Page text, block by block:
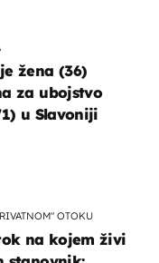
žena (36)
za ubojstvo
u Slavoniji
OTOKU
na kojem živi